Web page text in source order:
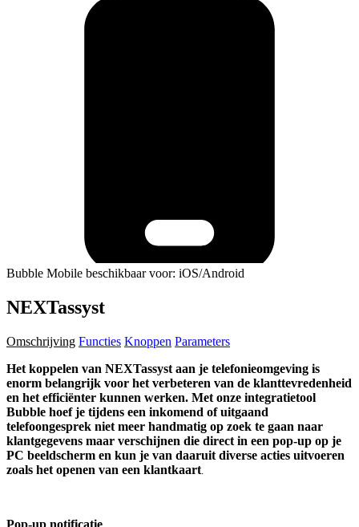
Bubble Mobile beschikbaar voor: iOS/Android
NEXTassyst
Omschrijving Functies Knoppen Parameters
Het koppelen van NEXTassyst aan je telefonieomgeving is
enorm belangrijk voor het verbeteren van de klanttevredenheid
en het efficiënter kunnen werken. Met onze integratietool
Bubble hoef je tijdens een inkomend of uitgaand
telefoongesprek niet meer handmatig op zoek te gaan naar
klantgegevens maar verschijnen die direct in een pop-up op je
PC beeldscherm en kun je van daaruit diverse acties uitvoeren
zoals het openen van een klantkaart
Pop-up notificatie